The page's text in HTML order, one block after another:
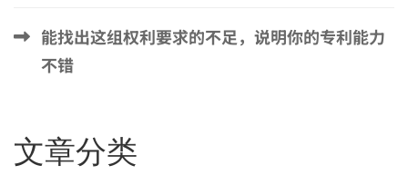
能找出这组权利要求的不足，说明你的专利能力
不错
文章分类